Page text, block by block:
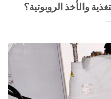
والأخذ الروبوتية؟